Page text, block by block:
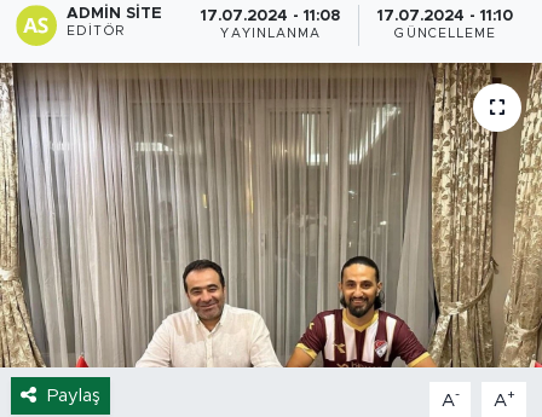
ADMIN SITE
EDITÖR
17.07.2024 - 11:08
YAYINLANMA
17.07.2024 - 11:10
GÜNCELLEME
Paylaş A- A+
Yayladere-Yedisu
MD Prestij Dergisi
Siyaset
Spor
Yaşam
Sağlık
Eğitim
Son Dakika Haberleri
Haber Arşivi